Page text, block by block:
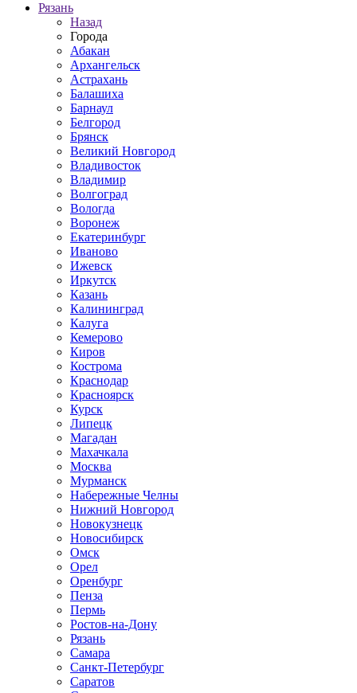
Рязань
Назад
Города
Абакан
Архангельск
Астрахань
Балашиха
Барнаул
Белгород
Брянск
Великий Новгород
Владивосток
Владимир
Волгоград
Вологда
Воронеж
Екатеринбург
Иваново
Ижевск
Иркутск
Казань
Калининград
Калуга
Кемерово
Киров
Кострома
Краснодар
Красноярск
Курск
Липецк
Магадан
Махачкала
Москва
Мурманск
Набережные Челны
Нижний Новгород
Новокузнецк
Новосибирск
Омск
Орел
Оренбург
Пенза
Пермь
Ростов-на-Дону
Рязань
Самара
Санкт-Петербург
Саратов